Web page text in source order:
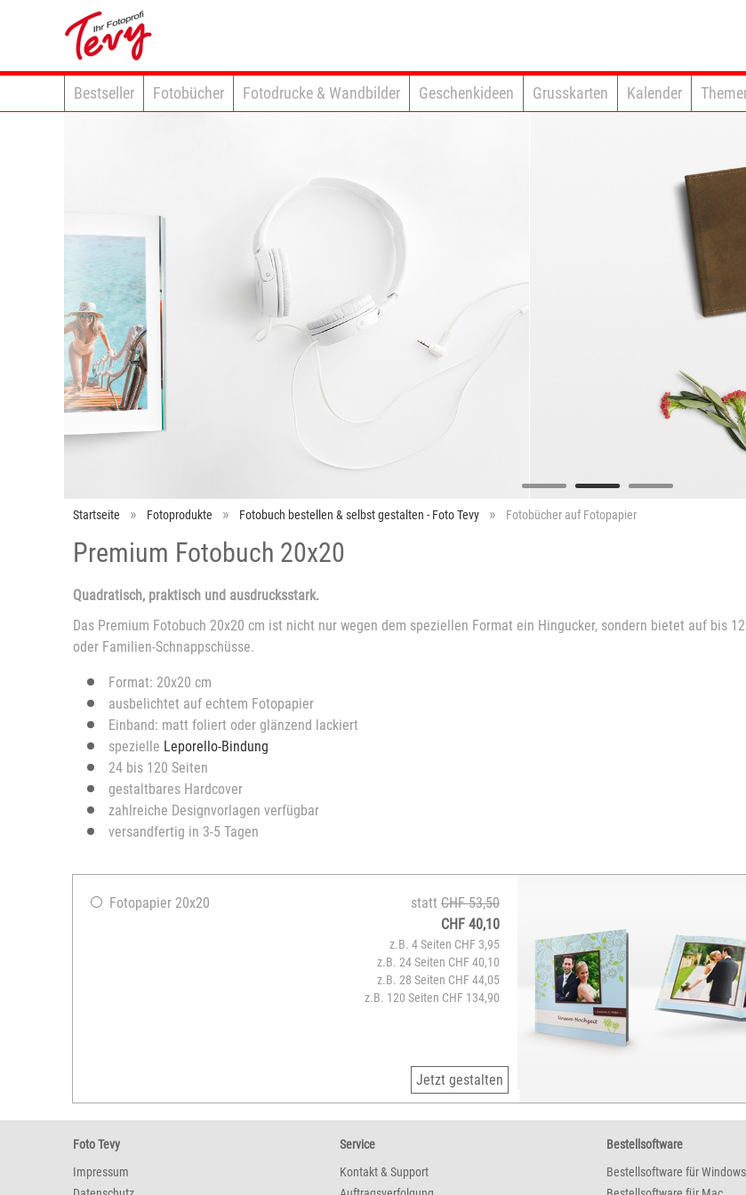
Bestseller Fotobücher Fotodrucke & Wandbilder Geschenkideen Grusskarten Kalender
Startseite Fotoprodukte Fotobuch bestellen & selbst gestalten - Foto Tevy Fotobücher auf Fotopapier
Premium Fotobuch 20x20
Quadratisch, praktisch und ausdrucksstark.
Das Premium Fotobuch 20x20 cm ist nicht nur wegen dem speziellen Format ein Hingucker, sondern bietet auf bis
oder Familien-Schnappschüsse.
Format: 20x20 cm
ausbelichtet auf echtem Fotopapier
Einband: matt foliert oder glänzend lackiert
spezielle Leporello-Bindung
24 bis 120 Seiten
gestaltbares Hardcover
zahlreiche Designvorlagen verfügbar
versandfertig in 3-5 Tagen
Fotopapier 20x20 statt CHF 53,50
CHF 40,10
z.B. 4 Seiten CHF 3,95
z.B. 24 Seiten CHF 40,10
z.B. 28 Seiten CHF 44,05
z.B. 120 Seiten CHF 134,90
Jetzt gestalten
Foto Tevy
Impressum
Service
Kontakt & Support
Bestellsoftware
Bestellsoftware für Windows